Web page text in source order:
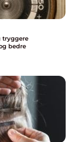
bedre